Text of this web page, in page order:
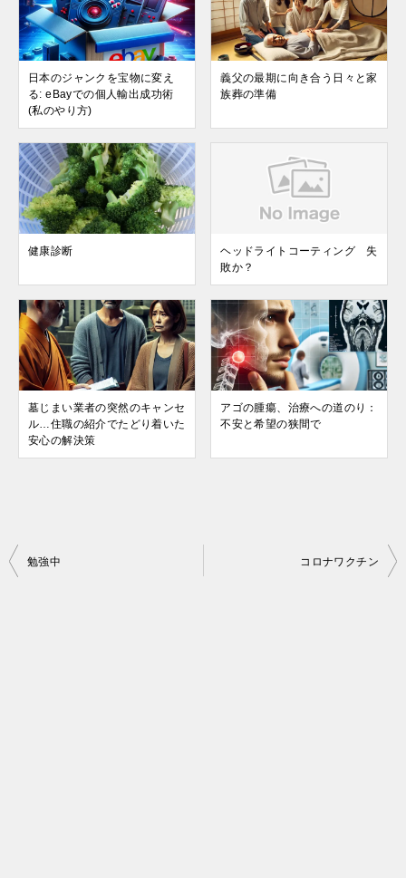
日本のジャンクを宝物に変え
る: eBayでの個人輸出成功術
(私のやり方)
義父の最期に向き合う日々と家
族葬の準備
健康診断
ヘッドライトコーティング 失
敗か？
墓じまい業者の突然のキャンセ
ル…住職の紹介でたどり着いた
安心の解決策
アゴの腫瘍、治療への道のり：
不安と希望の狭間で
投
勉強中 コロナワクチン